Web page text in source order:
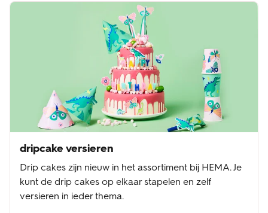
dripcake versieren
Drip cakes zijn nieuw in het assortiment bij HEMA. Je
kunt de drip cakes op elkaar stapelen en zelf
versieren in ieder thema.